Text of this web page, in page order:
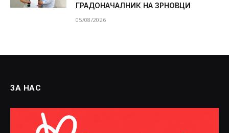
ГРАДОНАЧАЛНИК НА ЗРНОВЦИ
05/08/2026
ЗА НАС